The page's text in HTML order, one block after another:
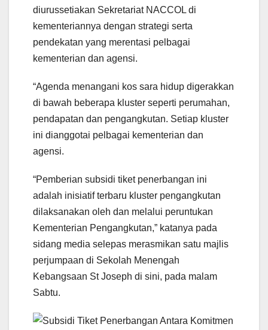
diurussetiakan Sekretariat NACCOL di
kementeriannya dengan strategi serta
pendekatan yang merentasi pelbagai
kementerian dan agensi.
“Agenda menangani kos sara hidup digerakkan
di bawah beberapa kluster seperti perumahan,
pendapatan dan pengangkutan. Setiap kluster
ini dianggotai pelbagai kementerian dan
agensi.
“Pemberian subsidi tiket penerbangan ini
adalah inisiatif terbaru kluster pengangkutan
dilaksanakan oleh dan melalui peruntukan
Kementerian Pengangkutan,” katanya pada
sidang media selepas merasmikan satu majlis
perjumpaan di Sekolah Menengah
Kebangsaan St Joseph di sini, pada malam
Sabtu.